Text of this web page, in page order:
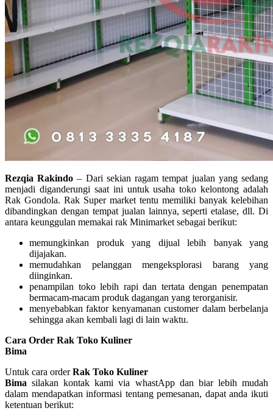
Rezqia Rakindo – Dari sekian ragam tempat jualan yang sedang
menjadi diganderungi saat ini untuk usaha toko kelontong adalah
Rak Gondola. Rak Super market tentu memiliki banyak kelebihan
dibandingkan dengan tempat jualan lainnya, seperti etalase, dll. Di
antara keunggulan memakai rak Minimarket sebagai berikut:
memungkinkan produk yang dijual lebih banyak yang
dijajakan.
memudahkan pelanggan mengeksplorasi barang yang
diinginkan.
penampilan toko lebih rapi dan tertata dengan penempatan
bermacam-macam produk dagangan yang terorganisir.
menyebabkan faktor kenyamanan customer dalam berbelanja
sehingga akan kembali lagi di lain waktu.
Cara Order Rak Toko Kuliner
Bima
Untuk cara orderRak Toko Kuliner
Bima silakan kontak kami via whastApp dan biar lebih mudah
dalam mendapatkan informasi tentang pemesanan, dapat anda ikuti
ketentuan berikut: